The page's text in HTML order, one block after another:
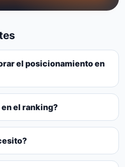
el posicionamiento en
el ranking?